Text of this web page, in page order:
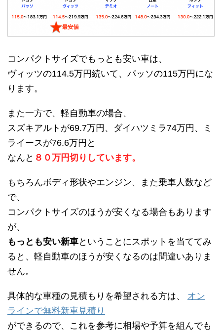
コンパクトサイズでもっとも安い車は、
ヴィッツの114.5万円続いて、パッソの115万円にな
ります。
また一方で、軽自動車の場合、
スズキアルトが69.7万円、ダイハツミラ74万円、ミ
ライースが76.6万円と
なんと ８０万円切りしています。
もちろんボディ形状やエンジン、また乗車人数など
で、
コンパクトサイズのほうが安くなる場合もあります
が、
もっとも安い新車ということにスポットを当ててみ
ると、軽自動車のほうが安くなるのは間違いありま
せん。
具体的な車種の見積もりを希望される方は、 オン
ラインで無料新車見積り
ができるので、これを参考に相場や予算を組んでも